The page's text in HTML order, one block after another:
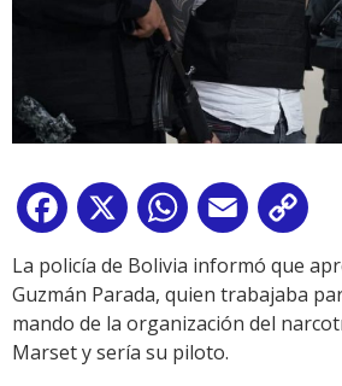
Facebook
X WhatsApp
Email
La policía de Bolivia informó que
Guzmán Parada, quien trabajaba
mando de la organización del
Marset y sería su piloto.